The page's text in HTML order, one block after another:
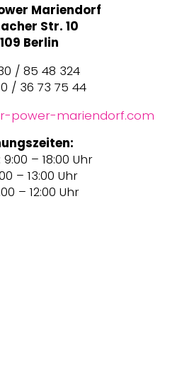
Mariendorf
Str. 10
Berlin
/ 85 48 324
/ 36 73 75 44
power-mariendorf.com
– 18:00 Uhr
– 13:00 Uhr
– 12:00 Uhr